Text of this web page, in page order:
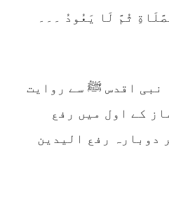
ثُمَّ لَا يَعُودُ ۔۔۔
نبی اقدس ﷺ سے روایت
کے اول میں رفع
دوبارہ رفع الیدین